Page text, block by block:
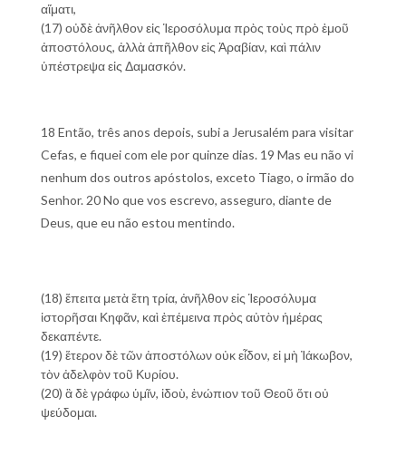
αἵματι,
(17) οὐδὲ ἀνῆλθον εἰς Ἱεροσόλυμα πρὸς τοὺς πρὸ ἐμοῦ
ἀποστόλους, ἀλλὰ ἀπῆλθον εἰς Ἀραβίαν, καὶ πάλιν
ὑπέστρεψα εἰς Δαμασκόν.
18 Então, três anos depois, subi a Jerusalém para visitar
Cefas, e fiquei com ele por quinze dias. 19 Mas eu não vi
nenhum dos outros apóstolos, exceto Tiago, o irmão do
Senhor. 20 No que vos escrevo, asseguro, diante de
Deus, que eu não estou mentindo.
(18) ἔπειτα μετὰ ἔτη τρία, ἀνῆλθον εἰς Ἱεροσόλυμα
ἱστορῆσαι Κηφᾶν, καὶ ἐπέμεινα πρὸς αὐτὸν ἡμέρας
δεκαπέντε.
(19) ἕτερον δὲ τῶν ἀποστόλων οὐκ εἶδον, εἰ μὴ Ἰάκωβον,
τὸν ἀδελφὸν τοῦ Κυρίου.
(20) ἃ δὲ γράφω ὑμῖν, ἰδοὺ, ἐνώπιον τοῦ Θεοῦ ὅτι οὐ
ψεύδομαι.